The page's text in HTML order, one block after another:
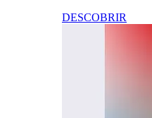
DESCOBRIR